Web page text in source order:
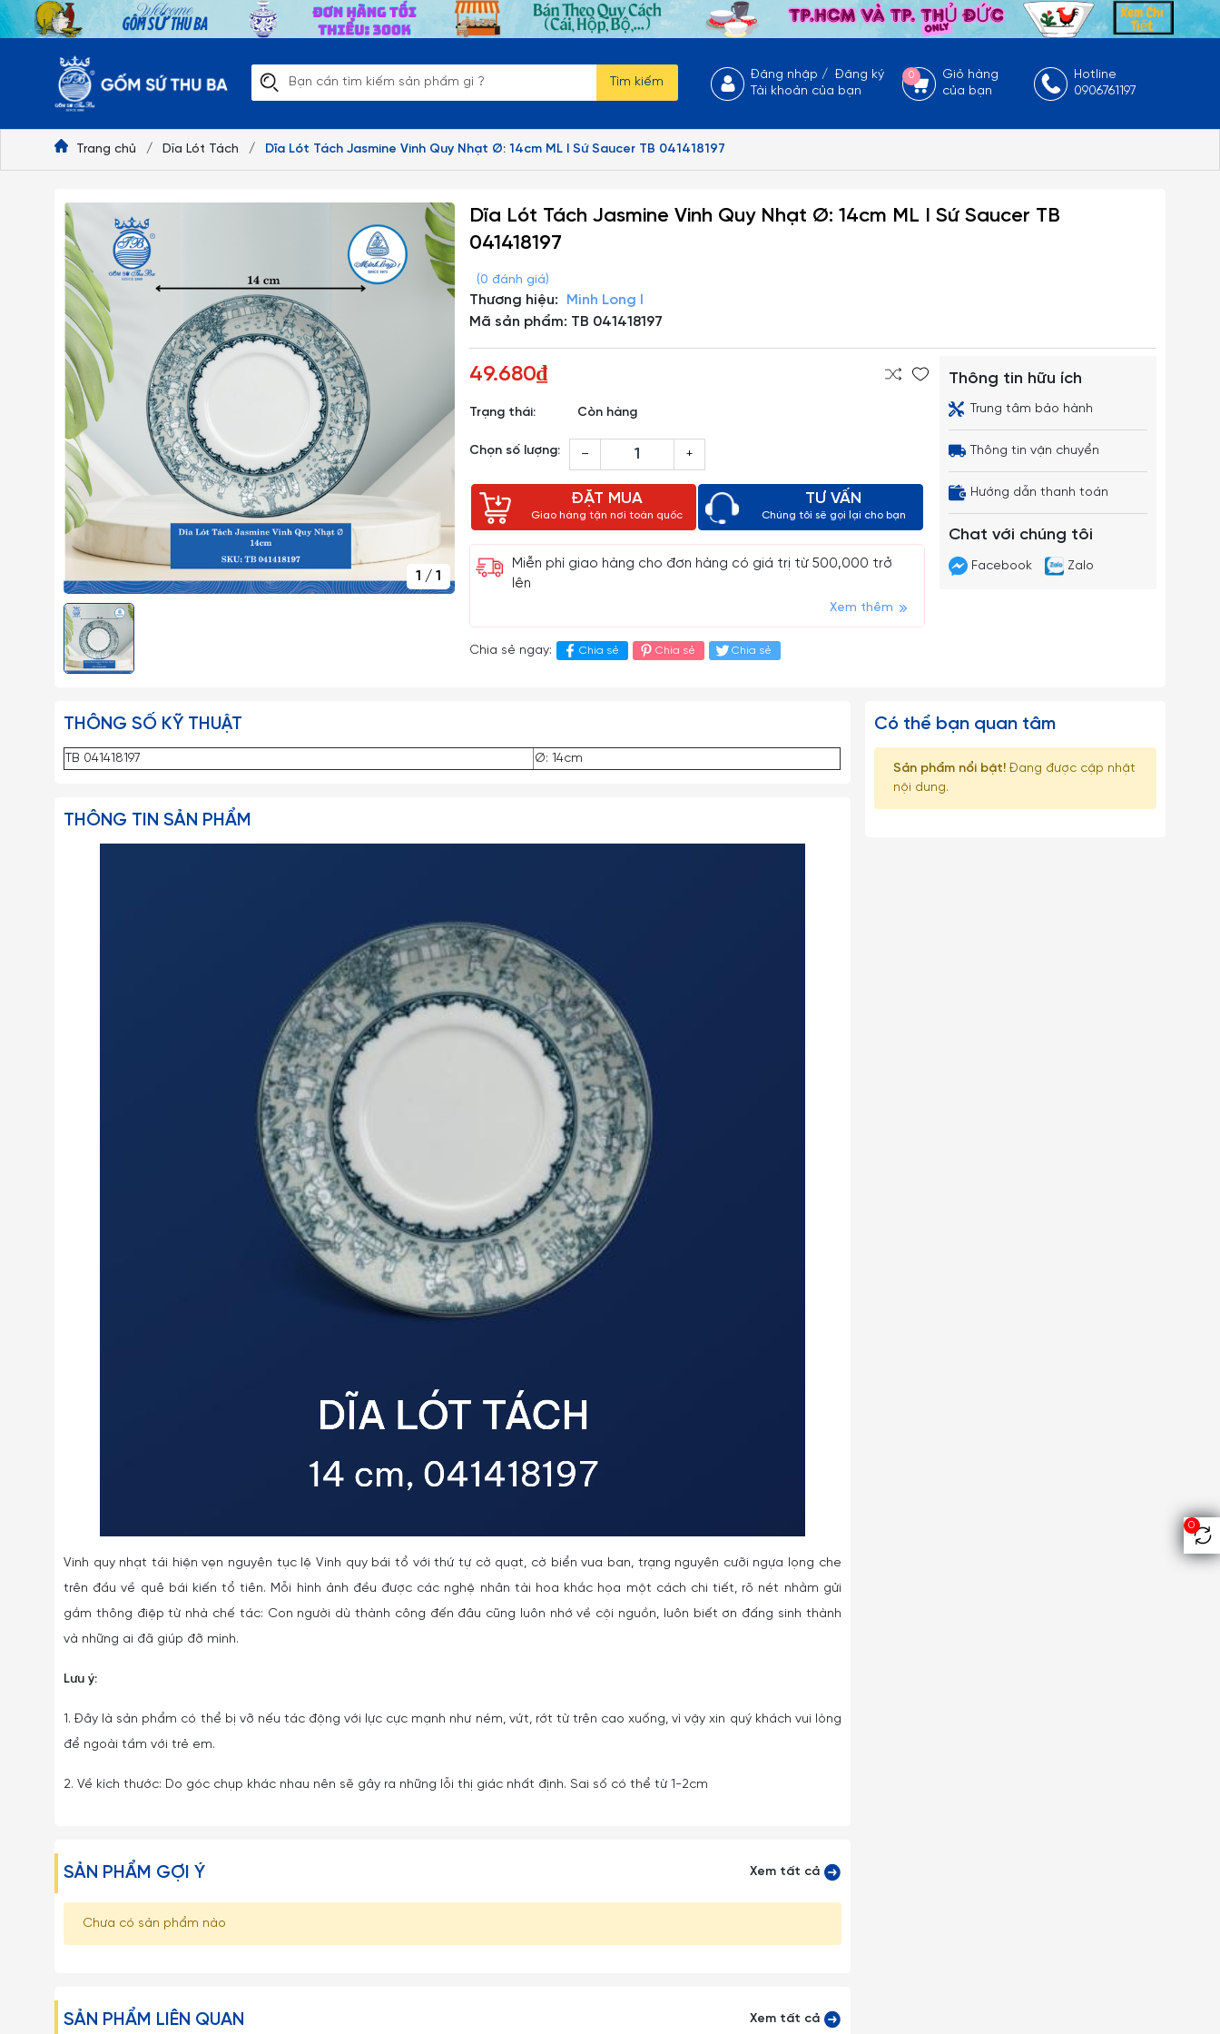
Tìm kiếm
Đăng nhập /Đăng ký
Tài khoản của bạn
0
Giỏ hàng
của bạn
Hotline
0906761197
0
Trang chủ / Dĩa Lót Tách / Dĩa Lót Tách Jasmine Vinh Quy Nhạt Ø: 14cm ML I Sứ Saucer TB 041418197
1 /1
Dĩa Lót Tách Jasmine Vinh Quy Nhạt Ø: 14cm ML I Sứ Saucer TB
041418197
(0 đánh giá)
Thương hiệu:
Minh Long I
Mã sản phẩm: TB 041418197
49.680₫
Trạng thái: Còn hàng
Chọn số lượng: – +
ĐẶT MUA
Giao hàng tận nơi toàn quốc
TƯ VẤN
Chúng tôi sẽ gọi lại cho bạn
Miễn phí giao hàng cho đơn hàng có giá trị từ 500,000 trở
lên
Xem thêm
Chia sẻ ngay: Chia sẻ Chia sẻ Chia sẻ
Thông tin hữu ích
Trung tâm bảo hành
Thông tin vận chuyển
Hướng dẫn thanh toán
Chat với chúng tôi
Facebook Zalo
THÔNG SỐ KỸ THUẬT
TB 041418197 Ø: 14cm
THÔNG TIN SẢN PHẨM
Vinh quy nhạt tái hiện vẹn nguyên tục lệ Vinh quy bái tổ với thứ tự cờ quạt, cờ biển vua ban, trạng nguyên cưỡi ngựa lọng che
trên đầu về quê bái kiến tổ tiên. Mỗi hình ảnh đều được các nghệ nhân tài hoa khắc họa một cách chi tiết, rõ nét nhằm gửi
gắm thông điệp từ nhà chế tác: Con người dù thành công đến đâu cũng luôn nhớ về cội nguồn, luôn biết ơn đấng sinh thành
và những ai đã giúp đỡ mình.
Lưu ý:
1. Đây là sản phẩm có thể bị vỡ nếu tác động với lực cực mạnh như ném, vứt, rớt từ trên cao xuống, vì vậy xin quý khách vui lòng
để ngoài tầm với trẻ em.
2. Về kích thước: Do góc chụp khác nhau nên sẽ gây ra những lỗi thị giác nhất định. Sai số có thể từ 1-2cm
SẢN PHẨM GỢI Ý Xem tất cả
Chưa có sản phẩm nào
SẢN PHẨM LIÊN QUAN Xem tất cả
Có thể bạn quan tâm
Sản phẩm nổi bật!Đang được cập nhật
nội dung.